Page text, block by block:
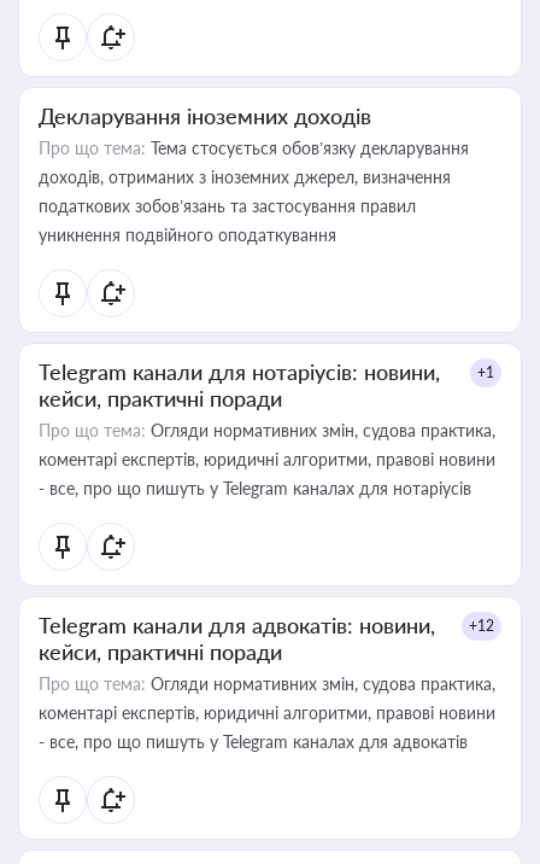
Декларування іноземних доходів
Про що тема: Тема стосується обов’язку декларування
доходів, отриманих з іноземних джерел, визначення
податкових зобов’язань та застосування правил
уникнення подвійного оподаткування
Telegram канали для нотаріусів: новини,
кейси, практичні поради
+1
Про що тема: Огляди нормативних змін, судова практика,
коментарі експертів, юридичні алгоритми, правові новини
- все, про що пишуть у Telegram каналах для нотаріусів
Telegram канали для адвокатів: новини,
кейси, практичні поради
+12
Про що тема: Огляди нормативних змін, судова практика,
коментарі експертів, юридичні алгоритми, правові новини
- все, про що пишуть у Telegram каналах для адвокатів